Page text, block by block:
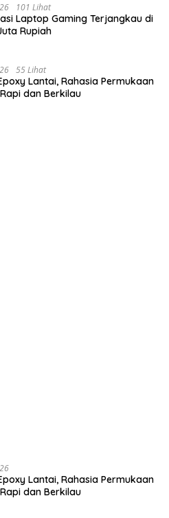
101 Lihat
Laptop Gaming Terjangkau di
Rupiah
55 Lihat
Lantai, Rahasia Permukaan
dan Berkilau
Lantai, Rahasia Permukaan
dan Berkilau